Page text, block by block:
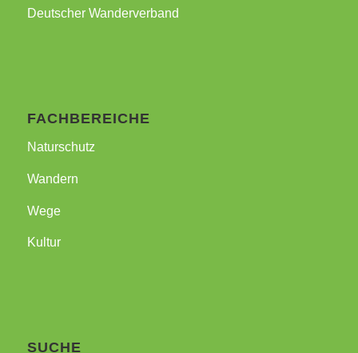
Deutscher Wanderverband
FACHBEREICHE
Naturschutz
Wandern
Wege
Kultur
SUCHE